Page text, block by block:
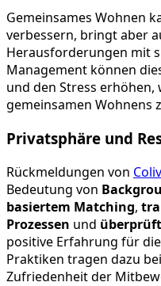
Gemeinsames Wohnen
verbessern, bringt aber
Herausforderungen mit
Management können
und den Stress
gemeinsamen Wohnens
Privatsphäre und
Rückmeldungen von
Bedeutung von
basiertem Matching,
Prozessen und
positive Erfahrung für
Praktiken tragen dazu
Zufriedenheit der